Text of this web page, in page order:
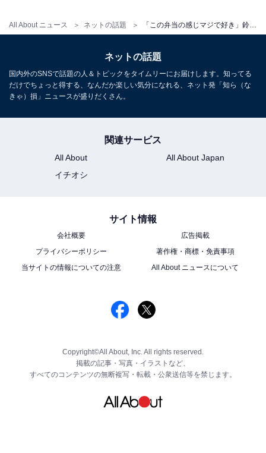
All About ニュース ネットの話題
ネットの話題
国内外のSNSで話題の人＆トピックをタイムリーにお届けします。知ってる
だけでちょっと得する、なんだか楽しい気分になれる、ネット発「知ら（な
きゃ）損」ニュースが盛りだくさん。
関連サービス
All About
All About Japan
イチオシ
サイト情報
会社概要
広告掲載
プライバシーポリシー
著作権・商標・免責事項
当サイトの情報についての注意
All About ニュースについて
Copyright©All About, Inc. All rights reserved.
掲載の記事・写真・イラストなど、
すべてのコンテンツの無断複写・転載・公衆送信等を禁じます。